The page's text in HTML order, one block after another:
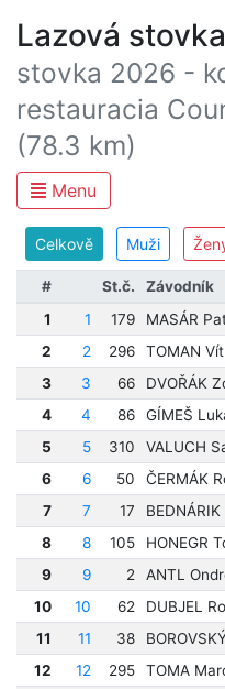
Lazová
stovka 2026 -
restauracia
(78.3 km)
Menu
Celkově Muži
# St.č. Závodník
1
1 179 MASÁR
2
2 296 TOMAN Vít
3
3 66 DVOŘÁK
4
4 86 GÍMEŠ
5
5 310 VALUCH
6
6 50 ČERMÁK
7
7 17
8
8 105 HONEGR
9
9 2 ANTL
10
10 62 DUBJEL
11
11 38
12
12 295 TOMA